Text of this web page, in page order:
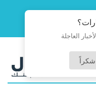
العاجلة
شكراً